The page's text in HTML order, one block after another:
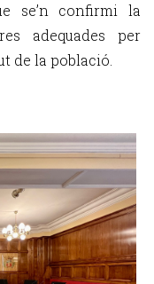
se’n confirmi la
adequades per
de la població.